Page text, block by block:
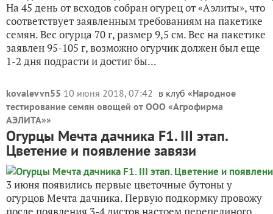
На 45 день от всходов собран огурец от «Аэлиты», что
соответствует заявленным требованиям на пакетике
семян. Вес огурца 70 г, размер 9,5 см. Вес на пакетике
заявлен 95-105 г, возможно огурчик должен был еще
1-2 дня подрасти и достиг бы...
kovalevvn55 10 июня 2018, 07:42 в клуб «Народное
тестирование семян овощей от ООО «Агрофирма
АЭЛИТА»»
Огурцы Мечта дачника F1. III этап.
Цветение и появление завязи
3 июня появились первые цветочные бутоны у
огурцов Мечта дачника. Первую подкормку провожу